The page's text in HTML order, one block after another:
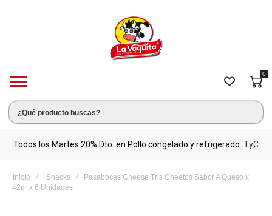
0
Todos los Martes 20% Dto. en Pollo congelado y refrigerado. TyC
Inicio Snacks
Pasabocas Cheese Tris Cheetos Sabor A Queso x
42gr x 6 Unidades